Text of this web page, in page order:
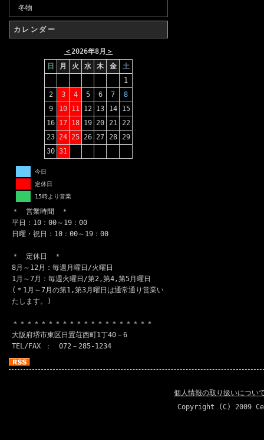
冬物
カレンダー
＜2026年8月 ＞
日
月 火 水 木 金
土
1
2
3 4 5 6 7
8
9
10 11 12 13 14
15
16 17 18 19 20 21
22
23 24 25 26 27 28
29
30 31
今日
定休日
15時より営業
＊ 営業時間 ＊
平日：10：00～19：00
日曜・祝日：10：00～19：00
＊ 定休日 ＊
8月～12月：毎週月曜日/火曜日
1月～7月：毎週火曜日/第2,第4,第5月曜日
(＊1月～7月の第1,第3月曜日は通常通り営業い
たします。)
＊＊＊＊＊＊＊＊＊＊＊＊＊＊＊＊＊＊＊＊
大阪府堺市東区日置荘西町1丁40－6
TEL/FAX ： 072－285-1234
個人情報の取り扱いについ
Copyright (C) 2009